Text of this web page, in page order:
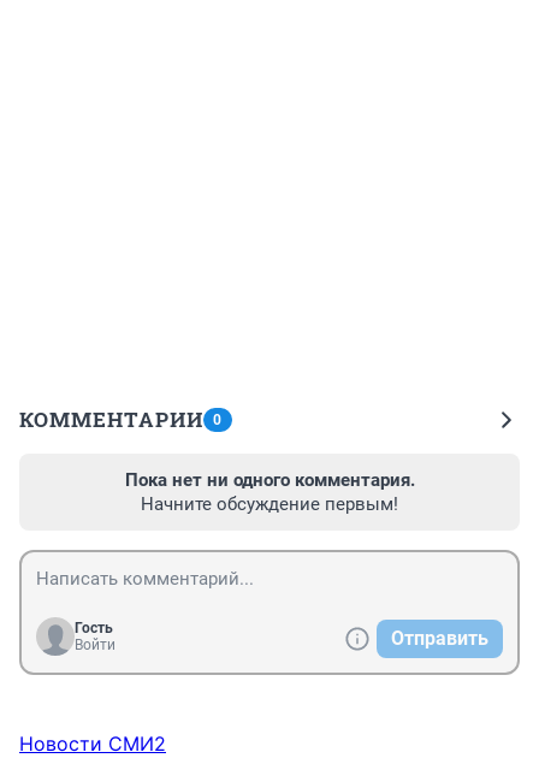
КОММЕНТАРИИ 0
Пока нет ни одного комментария.
Начните обсуждение первым!
Гость
Войти
Отправить
Новости СМИ2